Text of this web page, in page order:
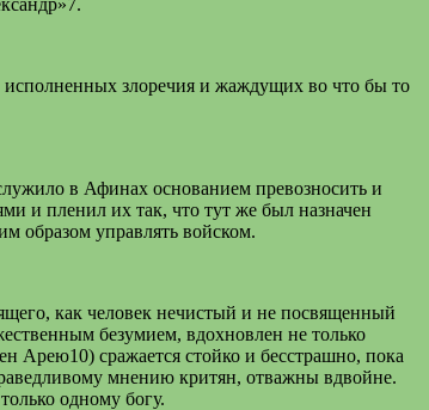
исполненных злоречия и жаждущих во что бы то
в Афинах основанием превозносить и
и пленил их так, что тут же был назначен
образом управлять войском.
как человек нечистый и не посвященный
безумием, вдохновлен не только
Арею10) сражается стойко и бесстрашно, пока
мнению критян, отважны вдвойне.
одному богу.